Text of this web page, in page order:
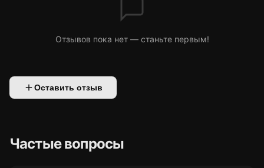
Отзывов пока нет — станьте первым!
Оставить отзыв
Частые вопросы